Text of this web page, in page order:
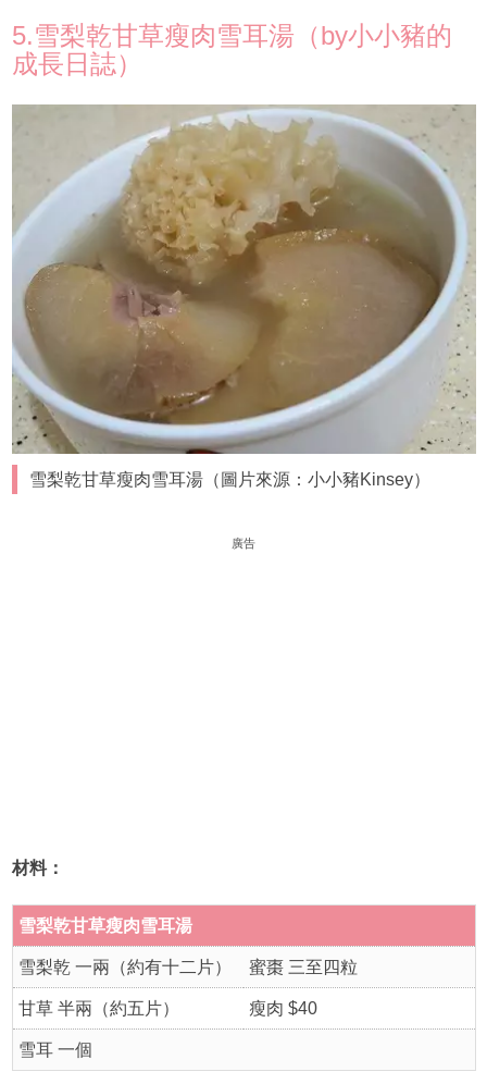
5.雪梨乾甘草瘦肉雪耳湯（by小小豬的
成長日誌）
雪梨乾甘草瘦肉雪耳湯（圖片來源：小小豬Kinsey）
廣告
材料：
雪梨乾甘草瘦肉雪耳湯
雪梨乾 一兩（約有十二片） 蜜棗 三至四粒
甘草 半兩（約五片） 瘦肉 $40
雪耳 一個